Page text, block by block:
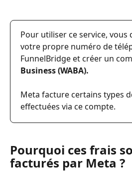
Pour utiliser ce service, vous
votre propre numéro de
FunnelBridge et créer un
Business (WABA).
Meta facture certains types
effectuées via ce compte.
Pourquoi ces frais
facturés par Meta ?